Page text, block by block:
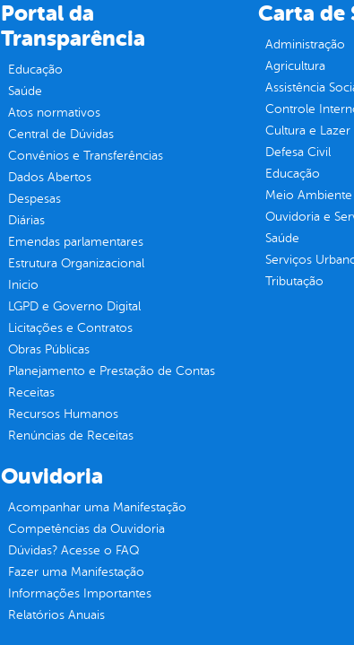
Portal da
Transparência
Educação
Saúde
Atos normativos
Central de Dúvidas
Convênios e Transferências
Dados Abertos
Despesas
Diárias
Emendas parlamentares
Estrutura Organizacional
Inicio
LGPD e Governo Digital
Licitações e Contratos
Obras Públicas
Planejamento e Prestação de Contas
Receitas
Recursos Humanos
Renúncias de Receitas
Carta de
Administração
Agricultura
Assistência
Controle
Cultura e Lazer
Defesa Civil
Educação
Meio Ambiente
Ouvidoria e
Saúde
Serviços
Tributação
Ouvidoria
Acompanhar uma Manifestação
Competências da Ouvidoria
Dúvidas? Acesse o FAQ
Fazer uma Manifestação
Informações Importantes
Relatórios Anuais